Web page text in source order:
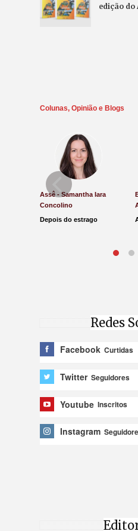
edição
Colunas, Opinião e Blogs
Assê - Samantha Iara
Concolino
Depois do estrago
Redes
Facebook Curtidas
Twitter Seguidores
Youtube Inscritos
Instagram